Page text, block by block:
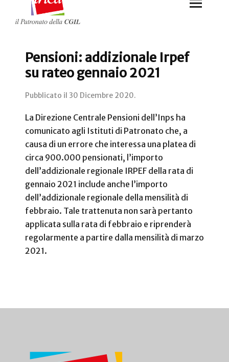
Pensioni: addizionale Irpef
su rateo gennaio 2021
Pubblicato il 30 Dicembre 2020.
La Direzione Centrale Pensioni dell’Inps ha
comunicato agli Istituti di Patronato che, a
causa di un errore che interessa una platea di
circa 900.000 pensionati, l’importo
dell’addizionale regionale IRPEF della rata di
gennaio 2021 include anche l’importo
dell’addizionale regionale della mensilità di
febbraio. Tale trattenuta non sarà pertanto
applicata sulla rata di febbraio e riprenderà
regolarmente a partire dalla mensilità di marzo
2021.